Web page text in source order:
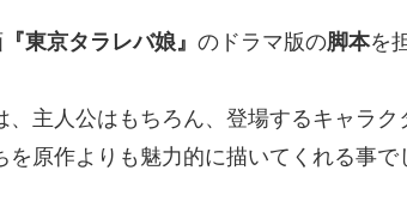
『東京タラレバ娘』 のドラマ版の脚本を
主人公はもちろん、登場するキャラ
原作よりも魅力的に描いてくれる事で